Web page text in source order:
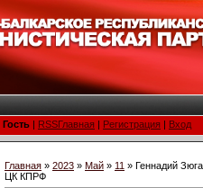
Гость RSSГлавная Регистрация Вход
Главная » 2023 » Май » 11 » Геннадий
ЦК КПРФ